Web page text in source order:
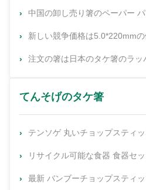
中国の卸し売り箸のペーパー
新しい競争価格は5.0*220mmの使
注文の箸は日本のタケ箸のラッパ
てんそげのタケ箸
テンソゲ 丸いチョップスティック パンダ 食品包装 ラ
リサイクル可能な食器 食器セット 中国製 天然の長使い捨ての
最新 バンブーチョップスティック 天然生物分解性 炭化食器 使い捨て